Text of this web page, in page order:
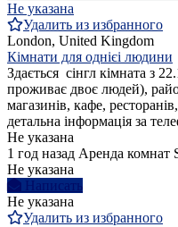
Не указана
Удалить из избранного
London, United Kingdom
Кімнати для однієі людини
Здається сінгл кімната з
проживає двоє людей),
магазинів, кафе,
детальна інформація за
Не указана
1 год назад Аренда комнат
Не указана
Написать
Не указана
Удалить из избранного